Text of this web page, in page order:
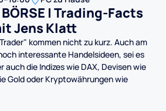
| Trading-Facts
Jens Klatt
kommen nicht zu kurz. Auch am
interessante Handelsideen, sei es
auch die Indizes wie DAX, Devisen wie
Gold oder Kryptowährungen wie